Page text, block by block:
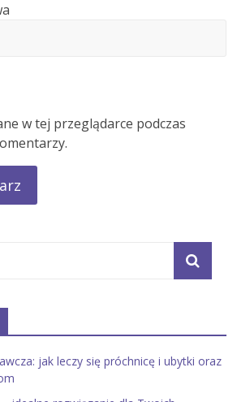
w tej przeglądarce podczas
jak leczy się próchnicę i ubytki oraz